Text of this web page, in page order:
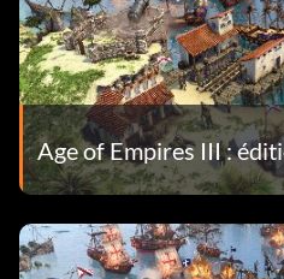
Age of Empires III :